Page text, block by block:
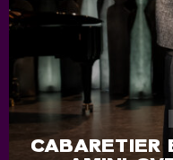
CABARETIER